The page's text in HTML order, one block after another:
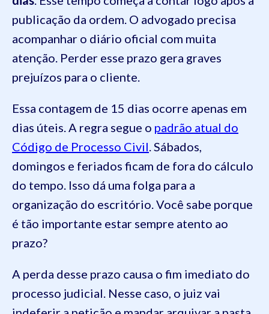
publicação da ordem. O advogado precisa
acompanhar o diário oficial com muita
atenção. Perder esse prazo gera graves
prejuízos para o cliente.
Essa contagem de 15 dias ocorre apenas em
dias úteis. A regra segue o padrão atual do
Código de Processo Civil. Sábados,
domingos e feriados ficam de fora do cálculo
do tempo. Isso dá uma folga para a
organização do escritório. Você sabe porque
é tão importante estar sempre atento ao
prazo?
A perda desse prazo causa o fim imediato do
processo judicial. Nesse caso, o juiz vai